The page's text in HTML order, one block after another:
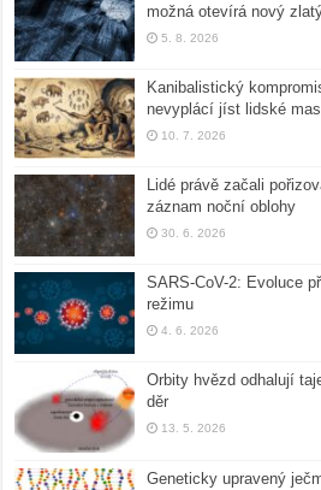
možná otevírá nový
5. 8. 2026
Kanibalistický
nevyplácí jíst lidské
10. 7. 2026
Lidé právě začali
záznam noční oblohy
30. 6. 2026
SARS-CoV-2: Evoluce
režimu
4. 6. 2026
Orbity hvězd odhalují
děr
13. 5. 2026
Geneticky upravený